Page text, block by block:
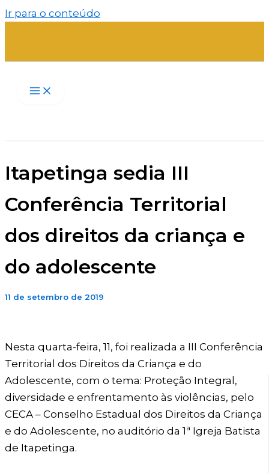
Ir para o conteúdo
Itapetinga sedia III
Conferência Territorial
dos direitos da criança e
do adolescente
11 de setembro de 2019
Nesta quarta-feira, 11, foi realizada a III Conferência
Territorial dos Direitos da Criança e do
Adolescente, com o tema: Proteção Integral,
diversidade e enfrentamento às violências, pelo
CECA – Conselho Estadual dos Direitos da Criança
e do Adolescente, no auditório da 1ª Igreja Batista
de Itapetinga.